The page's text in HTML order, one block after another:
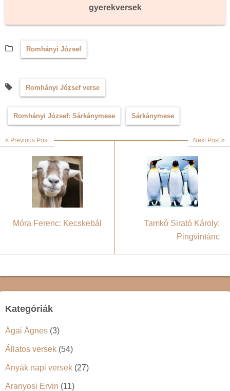
gyerekversek
Romhányi József
Romhányi József verse
Romhányi József: Sárkánymese Sárkánymese
Previous Post
Móra Ferenc: Kecskebál
Next Post
Tamkó Sirató Károly:
Pingvintánc
Kategóriák
Ágai Ágnes (3)
Állatos versek (54)
Anyák napi versek (27)
Aranyosi Ervin (11)